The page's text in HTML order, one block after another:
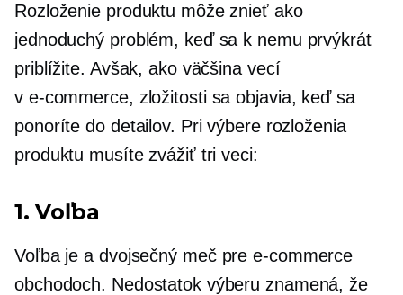
Rozloženie produktu môže znieť ako
jednoduchý problém, keď sa k nemu prvýkrát
priblížite. Avšak, ako väčšina vecí
v e-commerce, zložitosti sa objavia, keď sa
ponoríte do detailov. Pri výbere rozloženia
produktu musíte zvážiť tri veci:
1. Voľba
Voľba je a dvojsečný meč pree-commerce
obchodoch. Nedostatok výberu znamená, že